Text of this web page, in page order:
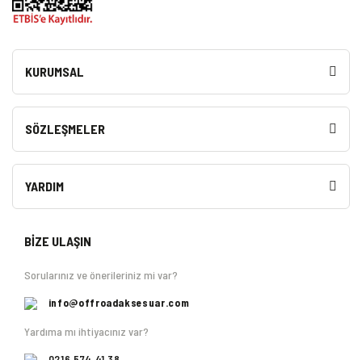
KURUMSAL
SÖZLEŞMELER
YARDIM
BİZE ULAŞIN
Sorularınız ve önerileriniz mi var?
info@offroadaksesuar.com
Yardıma mı ihtiyacınız var?